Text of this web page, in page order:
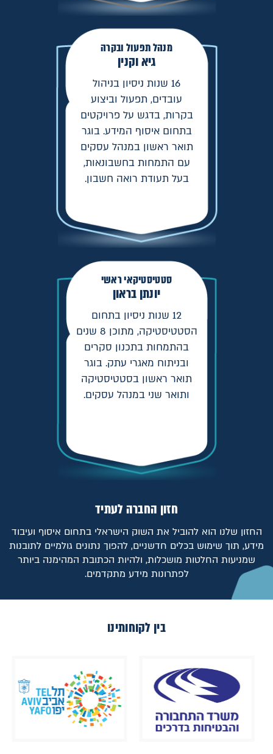
מנהל תפעול ובקרה
גיא וקנין
16 שנות ניסיון בניהול
עובדים, תפעול וביצוע
בקרות, בדגש על פרויקטים
בתחום איסוף המידע. בוגר
תואר ראשון במנהל עסקים
עם התמחות בחשבונאות,
בעל תעודת רואה חשבון.
סטטיסטיקאי ראשי
יונתן בראון
12 שנות ניסיון בתחום
הסטטיסטיקה, מתוכן 8 שנים
בהתמחות בתכנון סקרים
ובניתוח מאגרי עתק. בוגר
תואר ראשון בסטטיסטיקה
ותואר שני במנהל עסקים.
חזון החברה לעתיד
החזון שלנו הוא להוביל את השוק הישראלי בתחום איסוף ועיבוד
מידע, תוך שימוש בכלים חדשניים, להפוך נתונים גולמיים לתובנות
שמניעות החלטות מושכלות, ולהיות הכתובת המהימנה ביותר
לפתרונות מידע מתקדמים.
בין לקוחותינו